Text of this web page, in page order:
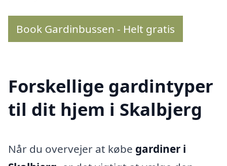
Book Gardinbussen - Helt gratis
Forskellige gardintyper
til dit hjem i Skalbjerg
Når du overvejer at købe gardiner i